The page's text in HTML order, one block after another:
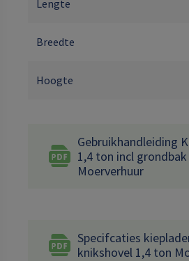
Lengte
Breedte
Hoogte
Gebruikhandleiding
1,4 ton incl grondbak
Moerverhuur
Specifcaties
knikshovel 1,4 ton